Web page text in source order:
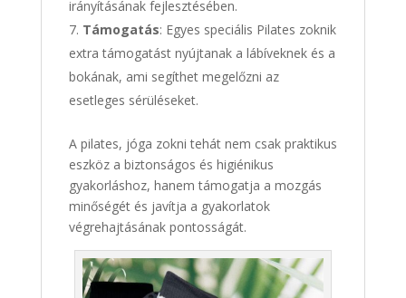
irányításának fejlesztésében.
Támogatás: Egyes speciális Pilates zoknik
extra támogatást nyújtanak a lábíveknek és a
bokának, ami segíthet megelőzni az
esetleges sérüléseket.
A pilates, jóga zokni tehát nem csak praktikus
eszköz a biztonságos és higiénikus
gyakorláshoz, hanem támogatja a mozgás
minőségét és javítja a gyakorlatok
végrehajtásának pontosságát.